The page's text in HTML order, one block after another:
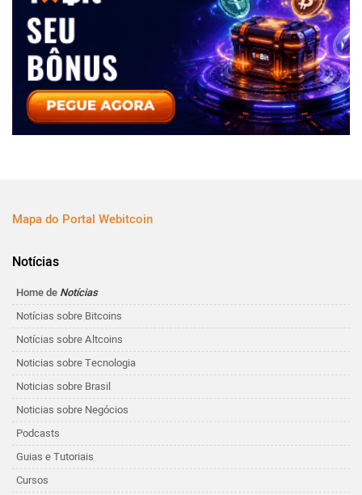
Mapa do Portal Webitcoin
Notícias
Home de Notícias
Notícias sobre Bitcoins
Notícias sobre Altcoins
Noticias sobre Tecnologia
Noticias sobre Brasil
Noticias sobre Negócios
Podcasts
Guias e Tutoriais
Cursos